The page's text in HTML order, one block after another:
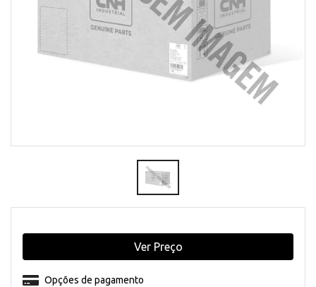
Opções de pagamento
Ver Preço